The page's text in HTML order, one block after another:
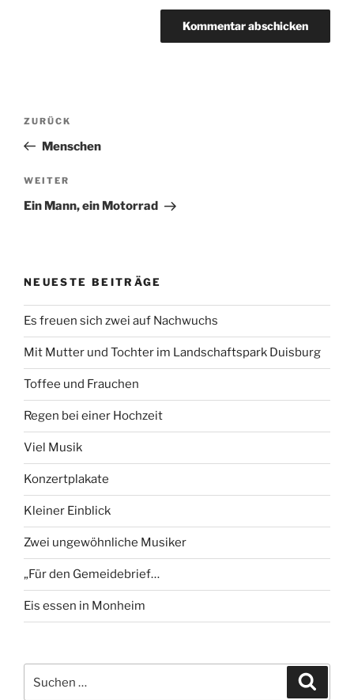
Beitragsnavigation
Vorheriger
Beitrag
ZURÜCK
Menschen
Nächster
Beitrag
WEITER
Ein Mann, ein Motorrad
NEUESTE BEITRÄGE
Es freuen sich zwei auf Nachwuchs
Mit Mutter und Tochter im Landschaftspark Duisburg
Toffee und Frauchen
Regen bei einer Hochzeit
Viel Musik
Konzertplakate
Kleiner Einblick
Zwei ungewöhnliche Musiker
„Für den Gemeidebrief…
Eis essen in Monheim
nach: